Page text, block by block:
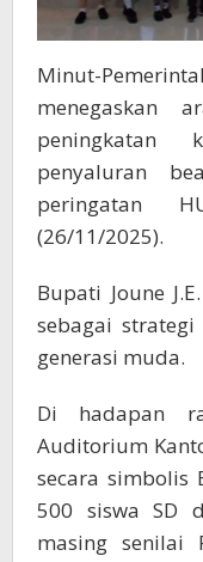
Minut-
menegaskan
peningkatan
penyaluran
peringatan
(26/11/2025).
Bupati Joune
sebagai
generasi muda.
Di hadapan
Auditorium
secara simbolis
500 siswa SD
masing